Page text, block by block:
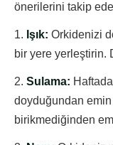
önerilerini takip
1. Işık: Orkidenizi
bir yere yerleştirin.
2. Sulama:
doyduğundan
birikmediğinden